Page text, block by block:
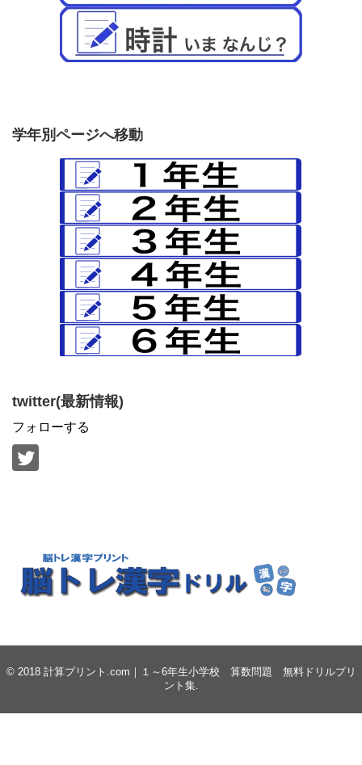
学年別ページへ移動
twitter(最新情報)
フォローする
© 2018 計算プリント.com｜１～6年生小学校 算数問題 無料ドリルプリ
ント集.